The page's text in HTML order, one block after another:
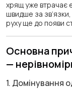
хрящ уже втрачає
швидше за зв’язки,
руху ще до появи
Основна
—
1. Домінування